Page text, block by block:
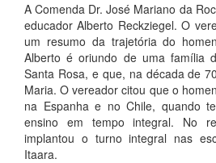
A Comenda Dr. José Mariano da
educador Alberto Reckziegel. O
um resumo da trajetória do
Alberto é oriundo de uma família
Santa Rosa, e que, na década de
Maria. O vereador citou que o
na Espanha e no Chile, quando
ensino em tempo integral. No
implantou o turno integral nas
Itaara.